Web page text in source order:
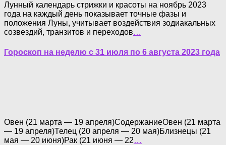
Лунный календарь стрижки и красоты на ноябрь 2023
года на каждый день показывает точные фазы и
положения Луны, учитывает воздействия зодиакальных
созвездий, транзитов и переходов…
Гороскоп на неделю с 31 июля по 6 августа 2023 года
Овен (21 марта — 19 апреля)СодержаниеОвен (21 марта
— 19 апреля)Телец (20 апреля — 20 мая)Близнецы (21
мая — 20 июня)Рак (21 июня — 22…